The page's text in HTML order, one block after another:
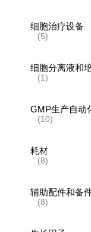
细胞治疗设备
(5)
细胞分离液和
(1)
GMP生产自动
(10)
耗材
(8)
辅助配件和备
(8)